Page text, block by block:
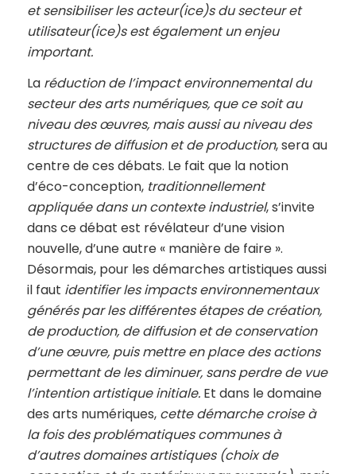
et sensibiliser les acteur(ice)s du secteur et
utilisateur(ice)s est également un enjeu
important.
La réduction de l’impact environnemental du
secteur des arts numériques, que ce soit au
niveau des œuvres, mais aussi au niveau des
structures de diffusion et de production, sera au
centre de ces débats. Le fait que la notion
d’éco-conception,traditionnellement
appliquée dans un contexte industriel, s’invite
dans ce débat est révélateur d’une vision
nouvelle, d’une autre « manière de faire ».
Désormais, pour les démarches artistiques aussi
il faut identifier les impacts environnementaux
générés par les différentes étapes de création,
de production, de diffusion et de conservation
d’une œuvre, puis mettre en place des actions
permettant de les diminuer, sans perdre de vue
l’intention artistique initiale. Et dans le domaine
des arts numériques, cette démarche croise à
la fois des problématiques communes à
d’autres domaines artistiques (choix de